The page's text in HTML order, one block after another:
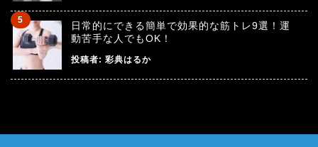
日常的にできる簡単で効果的な筋トレ9選！運
動苦手な人でもOK！
投稿者: 彩典はるか